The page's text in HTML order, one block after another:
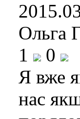
Ольга
1
0
Я вже
нас